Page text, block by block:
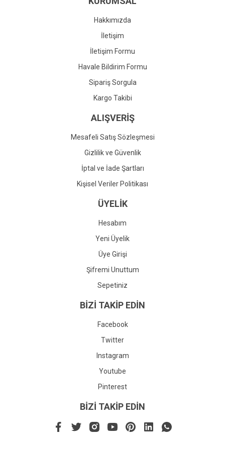
Gönder
Hakkımızda
İletişim
İletişim Formu
Havale Bildirim Formu
Sipariş Sorgula
Kargo Takibi
ALIŞVERİŞ
Mesafeli Satış Sözleşmesi
Gizlilik ve Güvenlik
İptal ve İade Şartları
Kişisel Veriler Politikası
ÜYELİK
Hesabım
Yeni Üyelik
Üye Girişi
Şifremi Unuttum
Sepetiniz
BİZİ TAKİP EDİN
Facebook
Twitter
Instagram
Youtube
Pinterest
BİZİ TAKİP EDİN